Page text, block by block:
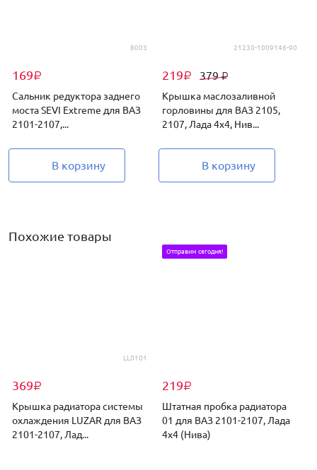
8003
169₽
Сальник редуктора заднего
моста SEVI Extreme для ВАЗ
2101-2107,...
В корзину
21230-1009146-90
219₽ 379₽
Крышка маслозаливной
горловины для ВАЗ 2105,
2107, Лада 4х4, Нив...
В корзину
Похожие товары
LL0101
369₽
Крышка радиатора системы
охлаждения LUZAR для ВАЗ
2101-2107, Лад...
219₽
Отправим сегодня!
Штатная пробка радиатора
01 для ВАЗ 2101-2107, Лада
4х4 (Нива)